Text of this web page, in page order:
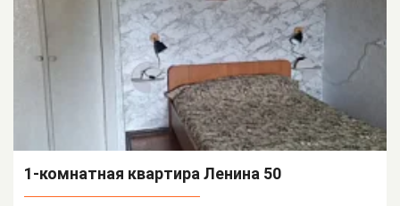
1-комнатная квартира Ленина 50